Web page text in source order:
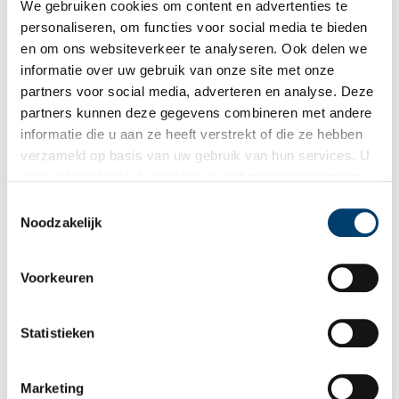
We gebruiken cookies om content en advertenties te
personaliseren, om functies voor social media te bieden
en om ons websiteverkeer te analyseren. Ook delen we
informatie over uw gebruik van onze site met onze
partners voor social media, adverteren en analyse. Deze
partners kunnen deze gegevens combineren met andere
informatie die u aan ze heeft verstrekt of die ze hebben
verzameld op basis van uw gebruik van hun services. U
Noodzakelijk
Voorkeuren
Statistieken
Marketing
onderkomens. Slechts de voorste aarden liniewal werd voltooid,
in 1919. Twee rijen met granaatvrije onderkomens zijn wel
voltooid, maar de aarden wallen zijn er nooit gekomen. Deze
betonnen onderkomens zijn nog goed te zien vanaf de Slaperdijk,
de weg tussen Spaarndam en Santpoort-Noord. Vanaf de hoger
gelegen Slaperdijk heeft men een bijzonder uitzicht over een
Hollands polderlandschap bezaaid met betonnen constructies.